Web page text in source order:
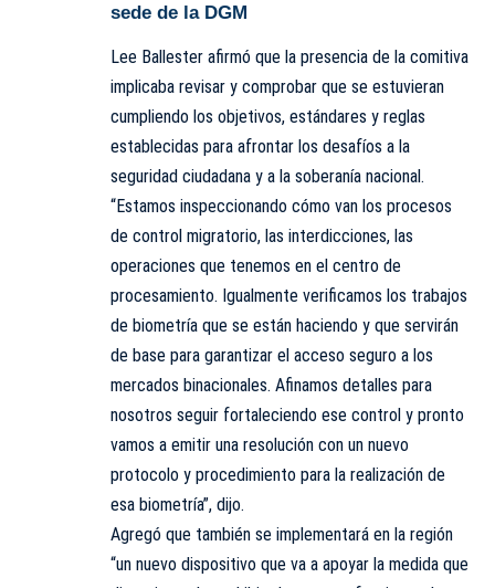
sede de la DGM
Lee Ballester afirmó que la presencia de la comitiva
implicaba revisar y comprobar que se estuvieran
cumpliendo los objetivos, estándares y reglas
establecidas para afrontar los desafíos a la
seguridad ciudadana y a la soberanía nacional.
“Estamos inspeccionando cómo van los procesos
de control migratorio, las interdicciones, las
operaciones que tenemos en el centro de
procesamiento. Igualmente verificamos los trabajos
de biometría que se están haciendo y que servirán
de base para garantizar el acceso seguro a los
mercados binacionales. Afinamos detalles para
nosotros seguir fortaleciendo ese control y pronto
vamos a emitir una resolución con un nuevo
protocolo y procedimiento para la realización de
esa biometría”, dijo.
Agregó que también se implementará en la región
“un nuevo dispositivo que va a apoyar la medida que